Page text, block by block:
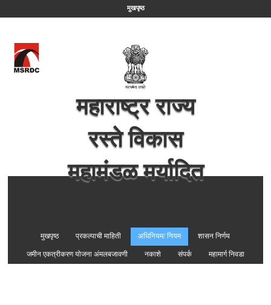
मुखपृष्ठ
महाराष्ट्र राज्य
रस्ते विकास
महामंडळ मर्यादित
मुखपृष्ठ प्रकल्पाची माहिती अधिनियम/ नियम शासन निर्णय
जमीन एकत्रीकरण योजना अंमलबजावणी नकाशे संपर्क महामार्ग निवडा